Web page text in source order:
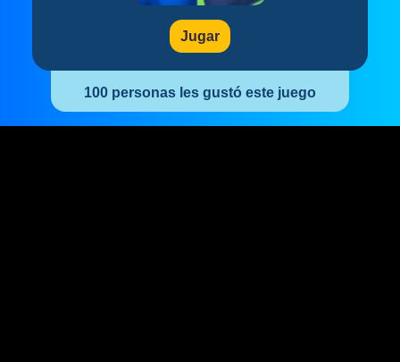
Jugar
100 personas les gustó este juego